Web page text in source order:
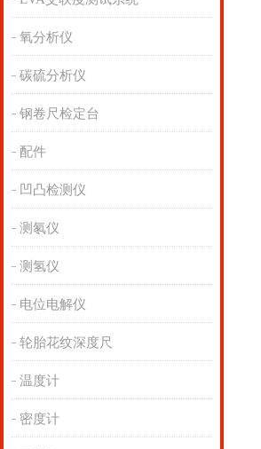
氧分析仪
碳硫分析仪
钢卷尺检定台
配件
凹凸检测仪
测氡仪
测氢仪
电位电解仪
轮胎花纹深度尺
温度计
密度计